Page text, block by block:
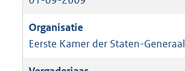
Eerste Kamer der Staten-Generaal